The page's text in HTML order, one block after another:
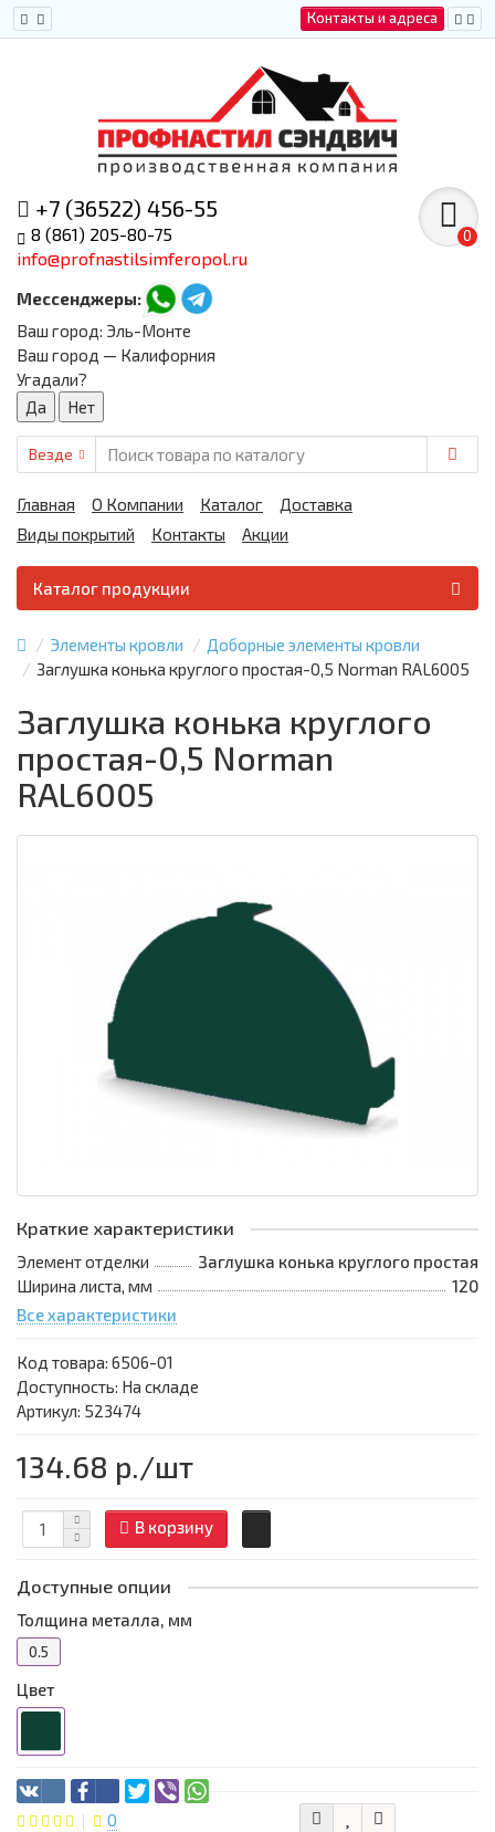
Контакты и адреса
+7 (36522) 456-55
8 (861) 205-80-75
info@profnastilsimferopol.ru
Мессенджеры:
0
Ваш город: Эль-Монте
Ваш город — Калифорния
Угадали?
Везде
Главная О Компании Каталог
Доставка
Виды покрытий
Контакты Акции
Каталог продукции
Элементы кровли
Доборные элементы кровли
Заглушка конька круглого простая-0,5 Norman RAL6005
Заглушка конька круглого
простая-0,5 Norman
RAL6005
Краткие характеристики
Элемент отделки
Заглушка конька круглого простая
Ширина листа, мм
120
Все характеристики
Код товара: 6506-01
Доступность: На складе
Артикул: 523474
134.68 р./шт
В корзину
Доступные опции
Толщина металла, мм
0.5
Цвет
0